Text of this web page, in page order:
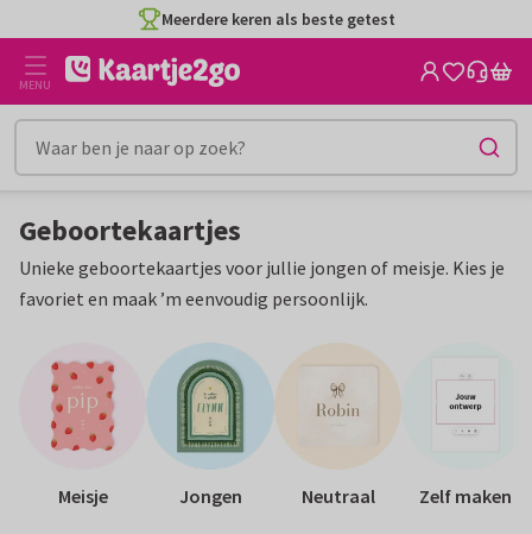
naar
inhoud
naar
het
filter
CO2-neutraal gedrukt
MENU
Geboortekaartjes
Unieke geboortekaartjes voor jullie jongen of meisje. Kies je
favoriet en maak ’m eenvoudig persoonlijk.
Meisje Jongen Neutraal Zelf maken